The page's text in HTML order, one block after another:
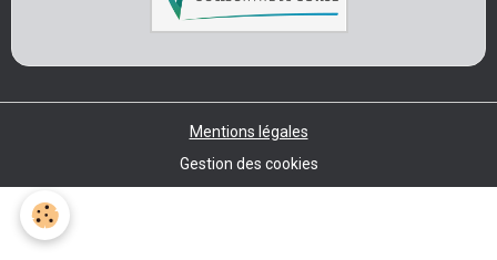
Mentions légales
Gestion des cookies